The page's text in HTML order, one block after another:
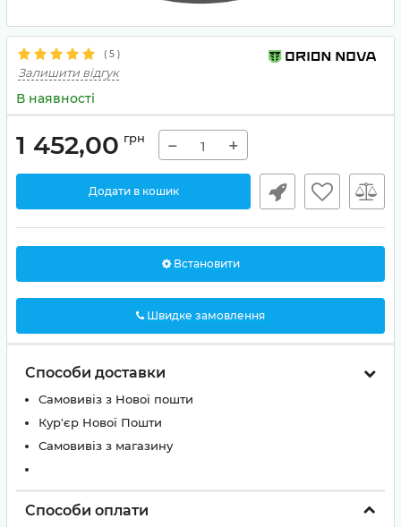
( 5 )
Залишити відгук
В наявності
1 452,00 грн − +
Додати в кошик
Встановити
Швидке замовлення
Способи доставки
Самовивіз з Нової пошти
Кур'єр Нової Пошти
Самовивіз з магазину
Способи оплати